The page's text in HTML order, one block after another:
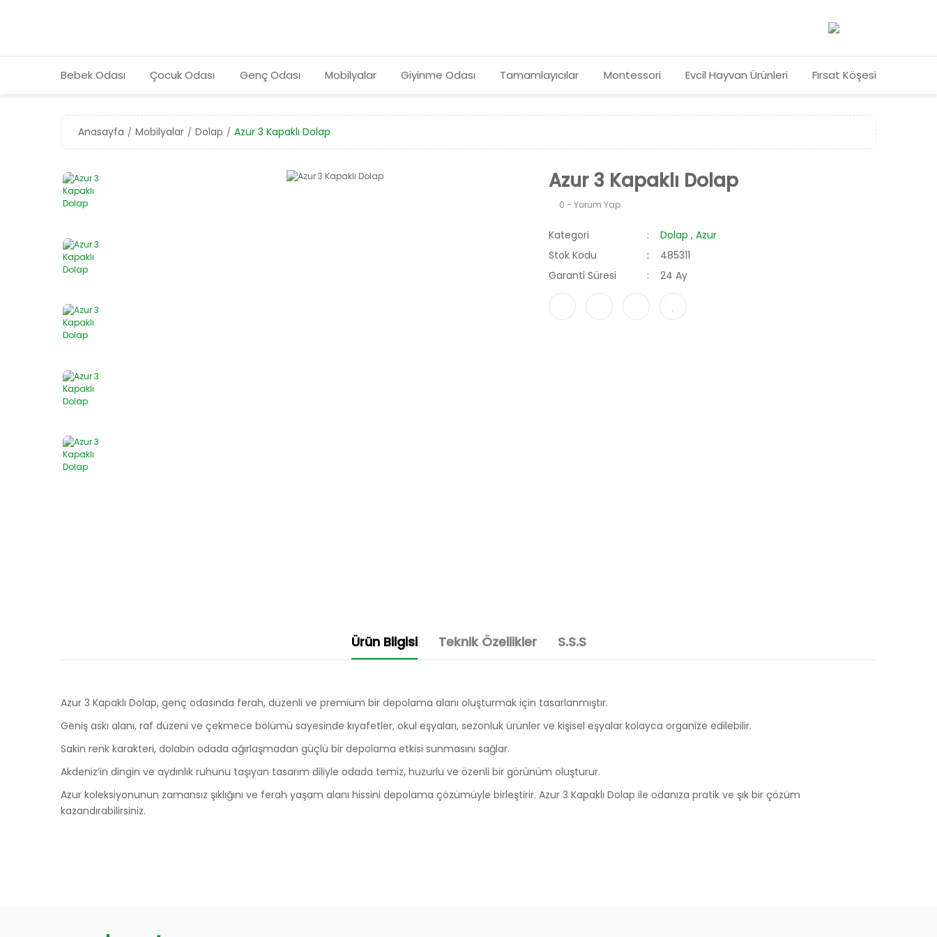
Bebek Odası Çocuk Odası Genç Odası Mobilyalar Giyinme Odası Tamamlayıcılar Montessori Evcil Hayvan Ürünleri Fırsat Köşesi
Anasayfa Mobilyalar Dolap Azur 3 Kapaklı Dolap
Azur 3 Kapaklı Dolap
0 - Yorum Yap
Kategori Dolap , Azur
Stok Kodu
485311
Garanti Süresi
24 Ay
Ürün Bilgisi Teknik Özellikler S.S.S
Azur 3 Kapaklı Dolap, genç odasında ferah, düzenli ve premium bir depolama alanı oluşturmak için tasarlanmıştır.
Geniş askı alanı, raf düzeni ve çekmece bölümü sayesinde kıyafetler, okul eşyaları, sezonluk ürünler ve kişisel eşyalar kolayca organize edilebilir.
Sakin renk karakteri, dolabın odada ağırlaşmadan güçlü bir depolama etkisi sunmasını sağlar.
Akdeniz’in dingin ve aydınlık ruhunu taşıyan tasarım diliyle odada temiz, huzurlu ve özenli bir görünüm oluşturur.
Azur koleksiyonunun zamansız şıklığını ve ferah yaşam alanı hissini depolama çözümüyle birleştirir. Azur 3 Kapaklı Dolap ile odanıza pratik ve şık bir çözüm
kazandırabilirsiniz.